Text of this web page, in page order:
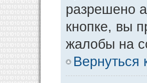
разрешено
кнопке, вы
жалобы на
Вернуться